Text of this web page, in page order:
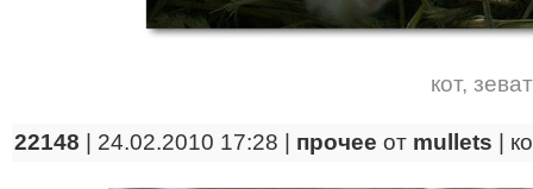
кот,
22148 | 24.02.2010 17:28 | прочее от mullets